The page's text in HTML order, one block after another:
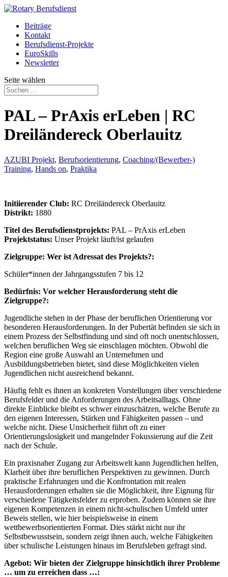
Beiträge
Kontakt
Berufsdienst-Projekte
EuroSkills
Newsletter
Seite wählen
PAL – PrAxis erLeben | RC
Dreiländereck Oberlauitz
AZUBI Projekt, Berufsorientierung, Coaching/(Bewerber-)
Training, Hands on, Praktika
Initiierender Club: RC Dreiländereck Oberlauitz
Distrikt: 1880
Titel des Berufsdienstprojekts: PAL – PrAxis erLeben
Projektstatus: Unser Projekt läuft/ist gelaufen
Zielgruppe: Wer ist Adressat des Projekts?:
Schüler*innen der Jahrgangsstufen 7 bis 12
Bedürfnis: Vor welcher Herausforderung steht die
Zielgruppe?:
Jugendliche stehen in der Phase der beruflichen Orientierung vor
besonderen Herausforderungen. In der Pubertät befinden sie sich in
einem Prozess der Selbstfindung und sind oft noch unentschlossen,
welchen beruflichen Weg sie einschlagen möchten. Obwohl die
Region eine große Auswahl an Unternehmen und
Ausbildungsbetrieben bietet, sind diese Möglichkeiten vielen
Jugendlichen nicht ausreichend bekannt.
Häufig fehlt es ihnen an konkreten Vorstellungen über verschiedene
Berufsfelder und die Anforderungen des Arbeitsalltags. Ohne
direkte Einblicke bleibt es schwer einzuschätzen, welche Berufe zu
den eigenen Interessen, Stärken und Fähigkeiten passen – und
welche nicht. Diese Unsicherheit führt oft zu einer
Orientierungslosigkeit und mangelnder Fokussierung auf die Zeit
nach der Schule.
Ein praxisnaher Zugang zur Arbeitswelt kann Jugendlichen helfen,
Klarheit über ihre beruflichen Perspektiven zu gewinnen. Durch
praktische Erfahrungen und die Konfrontation mit realen
Herausforderungen erhalten sie die Möglichkeit, ihre Eignung für
verschiedene Tätigkeitsfelder zu erproben. Zudem können sie ihre
eigenen Kompetenzen in einem nicht-schulischen Umfeld unter
Beweis stellen, wie hier beispielsweise in einem
wettbewerbsorientierten Format. Dies stärkt nicht nur ihr
Selbstbewusstsein, sondern zeigt ihnen auch, welche Fähigkeiten
über schulische Leistungen hinaus im Berufsleben gefragt sind.
Agebot: Wir bieten der Zielgruppe hinsichtlich ihrer Probleme
… um zu erreichen dass …: